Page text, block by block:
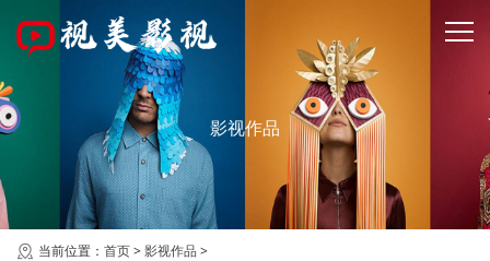
影视作品
当前位置： 首页>影视作品 >